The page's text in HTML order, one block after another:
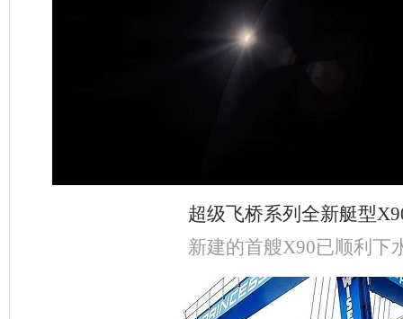
超级飞桥系列全新艇型
新建的首艘X90已顺利下